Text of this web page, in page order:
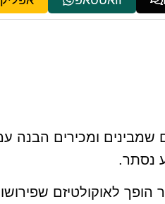
ומכירים הבנה
נסתר.
לאוקולטיזם